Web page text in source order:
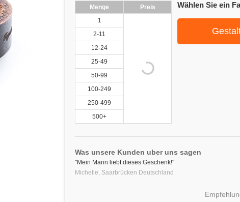
Menge
Preis
1
2-11
12-24
25-49
50-99
100-249
250-499
500+
Wählen Sie ein
Was unsere Kunden uber uns sagen
"Mein Mann liebt dieses Geschenk!"
Michelle, Saarbrücken Deutschland